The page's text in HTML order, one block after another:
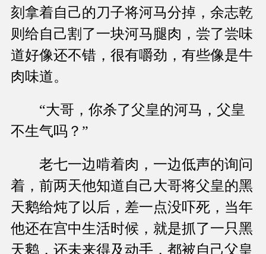
刻拿着自己的刀子将河马分掉，余志乾
则给自己割了一块河马腿肉，尝了尝味
道好像还不错，很有嚼劲，有些像是牛
肉味道。
“大哥，你杀了父皇的河马，父皇
不生气吗？”
老七一边啃着肉，一边低声的询问
着，前两天他知道自己大哥将父皇的黑
天鹅给炖了以后，差一点没吓死，当年
他还在宫中生活时候，就是抓了一只黑
天鹅，还未来得及动手，都被自己父皇